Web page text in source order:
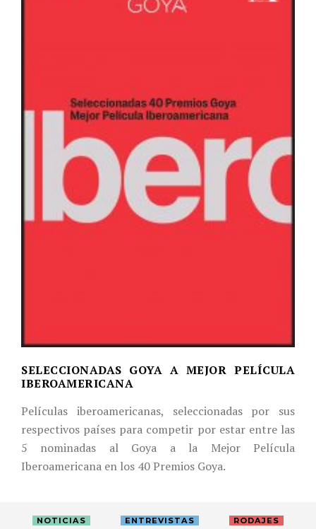
SELECCIONADAS GOYA A MEJOR PELÍCULA
IBEROAMERICANA
Películas iberoamericanas, seleccionadas por sus
respectivos países para competir por estar entre las
5 nominadas al Goya a la Mejor Película
Iberoamericana en los 40 Premios Goya.
NOTICIAS ENTREVISTAS RODAJES